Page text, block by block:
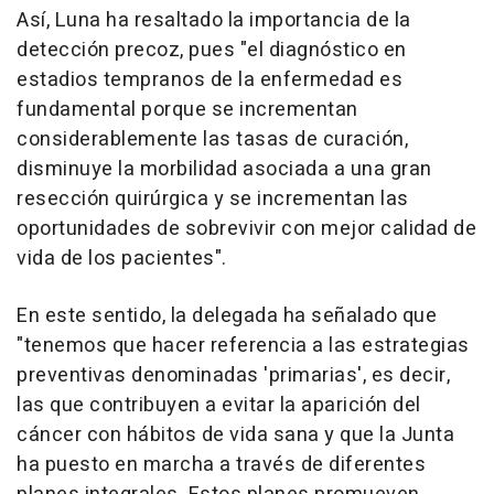
Así, Luna ha resaltado la importancia de la
detección precoz, pues "el diagnóstico en
estadios tempranos de la enfermedad es
fundamental porque se incrementan
considerablemente las tasas de curación,
disminuye la morbilidad asociada a una gran
resección quirúrgica y se incrementan las
oportunidades de sobrevivir con mejor calidad de
vida de los pacientes".
En este sentido, la delegada ha señalado que
"tenemos que hacer referencia a las estrategias
preventivas denominadas 'primarias', es decir,
las que contribuyen a evitar la aparición del
cáncer con hábitos de vida sana y que la Junta
ha puesto en marcha a través de diferentes